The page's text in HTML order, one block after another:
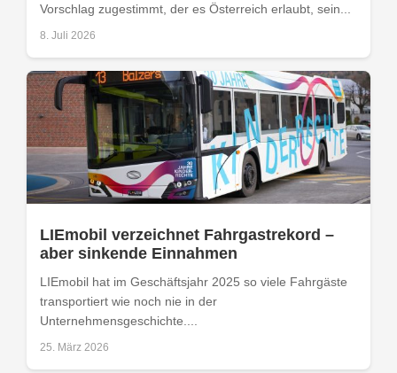
Vorschlag zugestimmt, der es Österreich erlaubt, sein...
8. Juli 2026
LIEmobil verzeichnet Fahrgastrekord –
aber sinkende Einnahmen
LIEmobil hat im Geschäftsjahr 2025 so viele Fahrgäste
transportiert wie noch nie in der
Unternehmensgeschichte....
25. März 2026